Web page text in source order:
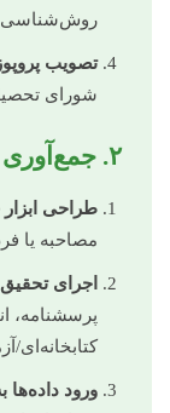
روش‌شناسی
تصویب
شورای
۲. جمع‌آوری و تحلیل داده‌ها
طراحی
مصاحبه یا
اجرای
پرسشنامه،
کتابخانه‌ای/
ورود داده‌ها